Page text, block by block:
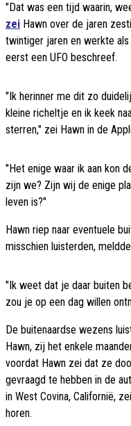
"Dat was een tijd waarin,
zei Hawn over de jaren
twintiger jaren en werkte
eerst een UFO beschreef.
"Ik herinner me dit zo
kleine richeltje en ik keek
sterren," zei Hawn in de
"Het enige waar ik aan kon
zijn we? Zijn wij de enige
leven is?"
Hawn riep naar eventuele
misschien luisterden,
"Ik weet dat je daar buiten
zou je op een dag willen
De buitenaardse wezens
Hawn, zij het enkele
voordat Hawn zei dat ze
gevraagd te hebben in de
in West Covina, Californië,
horen.